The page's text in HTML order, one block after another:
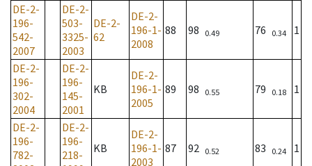
DE-2-
196-
542-
2007
DE-2-
503-
3325-
2003
DE-2-
62
DE-2-
196-1-
2008
88 98 0.49 76 0.34 1
DE-2-
196-
302-
2004
DE-2-
196-
145-
2001
KB
DE-2-
196-1-
2005
89 98 0.55 79 0.18 1
DE-2-
196-
782-
DE-2-
196-
218-
KB
DE-2-
196-1-
2003
87 92 0.52 83 0.24 1